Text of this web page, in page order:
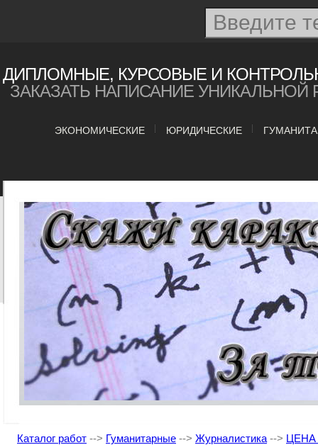
ДИПЛОМНЫЕ, КУРСОВЫЕ И
ЗАКАЗАТЬ НАПИСАНИЕ
ЭКОНОМИЧЕСКИЕ ЮРИДИЧЕСКИЕ
Каталог работ --> Гуманитарные --> Журналистика --> ЦЕНА